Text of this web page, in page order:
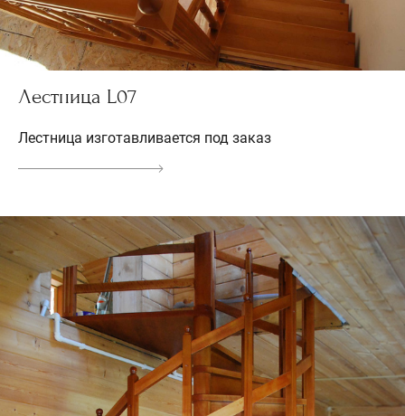
Лестница L07
Лестница изготавливается под заказ